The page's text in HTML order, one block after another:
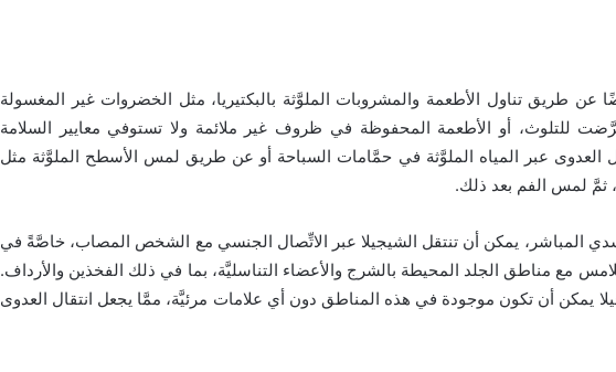
عن طريق تناول الأطعمة والمشروبات الملوَّثة بالبكتيريا، مثل الخضروات غير المغسولة
للتلوث، أو الأطعمة المحفوظة في ظروف غير ملائمة ولا تستوفي معايير السلامة
العدوى عبر المياه الملوَّثة في حمَّامات السباحة أو عن طريق لمس الأسطح الملوَّثة مثل
ثمَّ لمس الفم بعد ذلك.
المباشر، يمكن أن تنتقل الشيجيلا عبر الاتِّصال الجنسي مع الشخص المصاب، خاصَّةً في
مع مناطق الجلد المحيطة بالشرج والأعضاء التناسليَّة، بما في ذلك الفخذين والأرداف.
يمكن أن تكون موجودة في هذه المناطق دون أي علامات مرئيَّة، ممَّا يجعل انتقال العدوى